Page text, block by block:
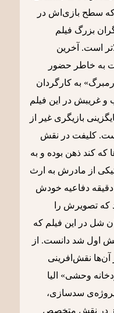
سطح بازی‌اش در
بزرگ فیلم
است. آخرین
به خاطر حضور
به کارگردان
غریبش در این فیلم
بازیگری غیر از
کلیفت در نقش
که کند ذهن بوده و به
از مادرش به ارث
دفاعیه خودش
که تصویرش را
شل در این فیلم که
اول شد دانست. از
آن‌ها نقش‌افرینی
وحشی» الیا
سدسازی،
در نقش متخصص